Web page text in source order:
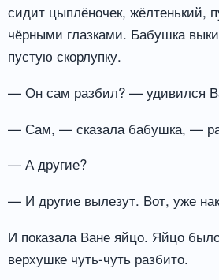
сидит цыплёночек, жёлтенький,
чёрными глазками. Бабушка
пустую скорлупку.
— Он сам разбил? — удивился
— Сам, — сказала бабушка, —
— А другие?
— И другие вылезут. Вот, уже
И показала Ване яйцо. Яйцо
верхушке чуть-чуть разбито.